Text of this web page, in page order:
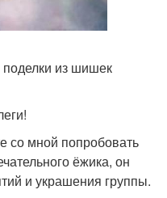
поделки из шишек
со мной попробовать
ёжика, он
и украшения группы.